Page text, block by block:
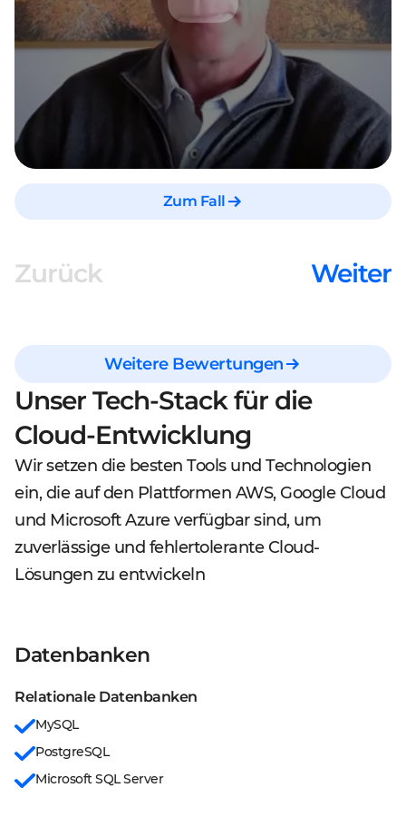
Zum Fall
Zurück Weiter
Weitere Bewertungen
Unser Tech-Stack für die
Cloud-Entwicklung
Wir setzen die besten Tools und Technologien
ein, die auf den Plattformen AWS, Google Cloud
und Microsoft Azure verfügbar sind, um
zuverlässige und fehlertolerante Cloud-
Lösungen zu entwickeln
Datenbanken
Relationale Datenbanken
MySQL
PostgreSQL
Microsoft SQL Server